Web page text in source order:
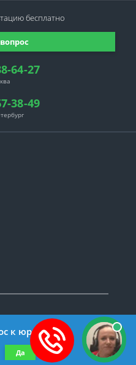
64-27
38-49
бесплатно
к юристу?
Да